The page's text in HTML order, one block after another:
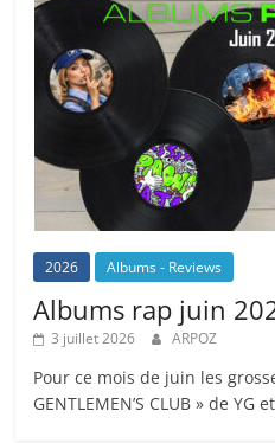
2026 Albums - Reviews
Albums rap juin
3 juillet 2026 ARPOZ
Pour ce mois de juin les
GENTLEMEN’S CLUB » de YG